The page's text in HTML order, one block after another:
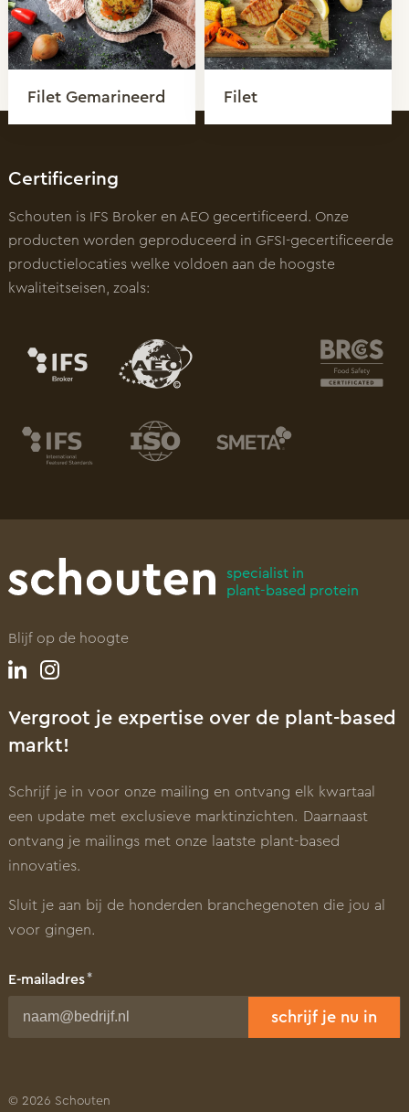
Filet Gemarineerd Filet
Certificering
Schouten is IFS Broker en AEO gecertificeerd. Onze
producten worden geproduceerd in GFSI-gecertificeerde
productielocaties welke voldoen aan de hoogste
kwaliteitseisen, zoals:
specialist in
plant-based protein
Blijf op de hoogte
Vergroot je expertise over de plant-based
markt!
Schrijf je in voor onze mailing en ontvang elk kwartaal
een update met exclusieve marktinzichten. Daarnaast
ontvang je mailings met onze laatste plant-based
innovaties.
Sluit je aan bij de honderden branchegenoten die jou al
voor gingen.
E-mailadres
schrijf je nu in
© 2026 Schouten